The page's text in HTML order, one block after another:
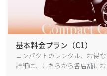
基本料金プラン（C1）
コンパクトのレンタル、お得
詳細は、こちらから各店舗にお